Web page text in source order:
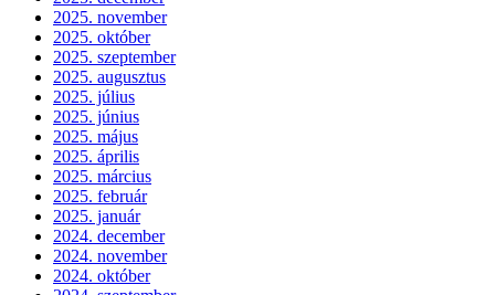
2025. november
2025. október
2025. szeptember
2025. augusztus
2025. július
2025. június
2025. május
2025. április
2025. március
2025. február
2025. január
2024. december
2024. november
2024. október